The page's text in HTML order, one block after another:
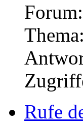
Forum:
Thema:
Rufe